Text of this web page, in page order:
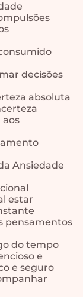
decisões
absoluta
aos
Ansiedade
estar
pensamentos
do tempo
e
e seguro